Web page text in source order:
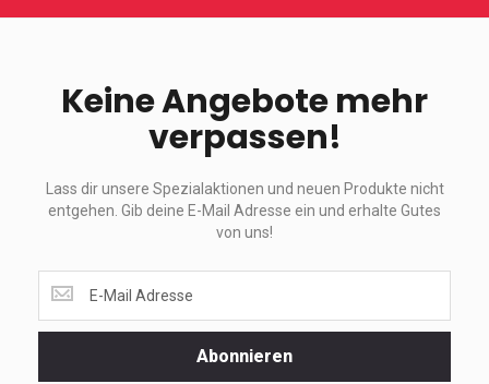
Keine Angebote mehr
verpassen!
Lass dir unsere Spezialaktionen und neuen Produkte nicht
entgehen. Gib deine E-Mail Adresse ein und erhalte Gutes
von uns!
dir
unsere
Abonnieren